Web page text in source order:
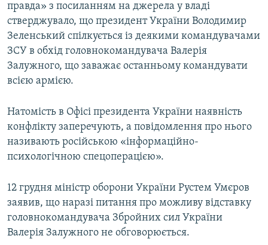
правда» з посиланням на джерела у владі
стверджувало, що президент України Володимир
Зеленський спілкується із деякими командувачами
ЗСУ в обхід головнокомандувача Валерія
Залужного, що заважає останньому командувати
всією армією.
Натомість в Офісі президента України наявність
конфлікту заперечують, а повідомлення про нього
називають російською «інформаційно-
психологічною спецоперацією».
12 грудня міністр оборони України Рустем Умєров
заявив, що наразі питання про можливу відставку
головнокомандувача Збройних сил України
Валерія Залужного не обговорюється.